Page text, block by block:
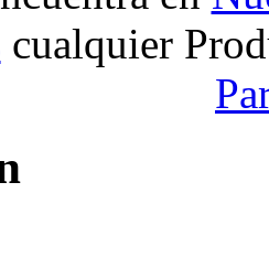
cualquier